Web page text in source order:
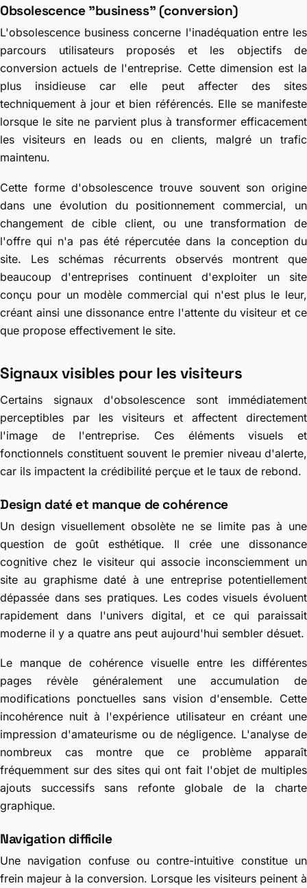
Obsolescence "business" (conversion)
L'obsolescence business concerne l'inadéquation entre les
parcours utilisateurs proposés et les objectifs de
conversion actuels de l'entreprise. Cette dimension est la
plus insidieuse car elle peut affecter des sites
techniquement à jour et bien référencés. Elle se manifeste
lorsque le site ne parvient plus à transformer efficacement
les visiteurs en leads ou en clients, malgré un trafic
maintenu.
Cette forme d'obsolescence trouve souvent son origine
dans une évolution du positionnement commercial, un
changement de cible client, ou une transformation de
l'offre qui n'a pas été répercutée dans la conception du
site. Les schémas récurrents observés montrent que
beaucoup d'entreprises continuent d'exploiter un site
conçu pour un modèle commercial qui n'est plus le leur,
créant ainsi une dissonance entre l'attente du visiteur et ce
que propose effectivement le site.
Signaux visibles pour les visiteurs
Certains signaux d'obsolescence sont immédiatement
perceptibles par les visiteurs et affectent directement
l'image de l'entreprise. Ces éléments visuels et
fonctionnels constituent souvent le premier niveau d'alerte,
car ils impactent la crédibilité perçue et le taux de rebond.
Design daté et manque de cohérence
Un design visuellement obsolète ne se limite pas à une
question de goût esthétique. Il crée une dissonance
cognitive chez le visiteur qui associe inconsciemment un
site au graphisme daté à une entreprise potentiellement
dépassée dans ses pratiques. Les codes visuels évoluent
rapidement dans l'univers digital, et ce qui paraissait
moderne il y a quatre ans peut aujourd'hui sembler désuet.
Le manque de cohérence visuelle entre les différentes
pages révèle généralement une accumulation de
modifications ponctuelles sans vision d'ensemble. Cette
incohérence nuit à l'expérience utilisateur en créant une
impression d'amateurisme ou de négligence. L'analyse de
nombreux cas montre que ce problème apparaît
fréquemment sur des sites qui ont fait l'objet de multiples
ajouts successifs sans refonte globale de la charte
graphique.
Navigation difficile
Une navigation confuse ou contre-intuitive constitue un
frein majeur à la conversion. Lorsque les visiteurs peinent à